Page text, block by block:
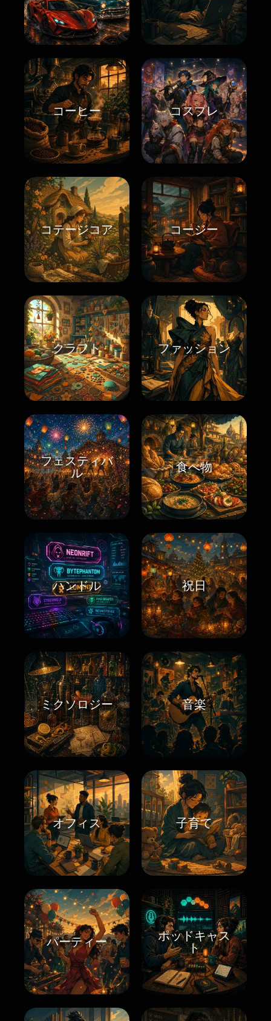
コーヒー コスプレ
コテージコア コージー
クラフト ファッション
フェスティバ
ル
食べ物
ハンドル 祝日
ミクソロジー 音楽
オフィス 子育て
パーティー
ポッドキャス
ト